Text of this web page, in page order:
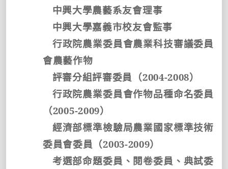
中興大學農藝系友會理事
中興大學嘉義市校友會監事
行政院農業委員會農業科技審議委員
會農藝作物
評審分組評審委員（2004-2008）
行政院農業委員會作物品種命名委員
（2005-2009）
經濟部標準檢驗局農業國家標準技術
委員會委員（2003-2009）
考選部命題委員、閱卷委員、典試委